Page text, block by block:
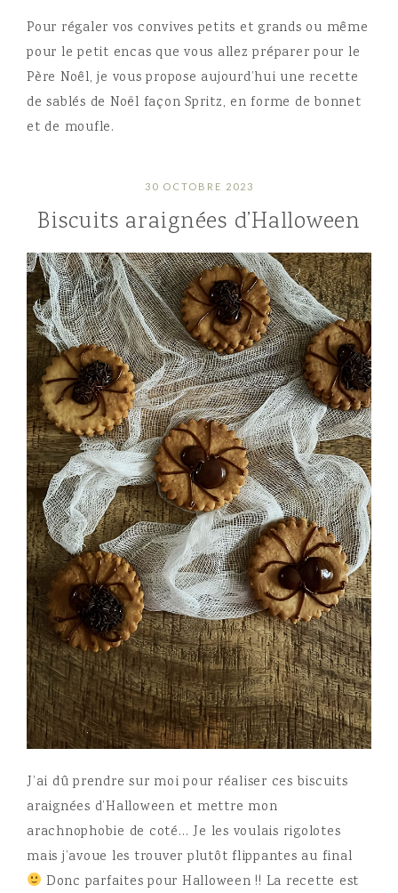
Pour régaler vos convives petits et grands ou même
pour le petit encas que vous allez préparer pour le
Père Noêl, je vous propose aujourd’hui une recette
de sablés de Noël façon Spritz, en forme de bonnet
et de moufle.
30 OCTOBRE 2023
Biscuits araignées d’Halloween
J’ai dû prendre sur moi pour réaliser ces biscuits
araignées d’Halloween et mettre mon
arachnophobie de coté… Je les voulais rigolotes
mais j’avoue les trouver plutôt flippantes au final
Donc parfaites pour Halloween !! La recette est